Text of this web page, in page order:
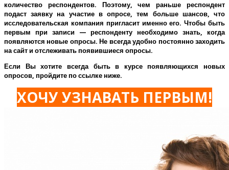
количество респондентов. Поэтому, чем раньше респондент
подаст заявку на участие в опросе, тем больше шансов, что
исследовательская компания пригласит именно его.Чтобы быть
первым при записи — респонденту необходимо знать, когда
появляются новые опросы. Не всегда удобно постоянно заходить
на сайт и отслеживать появившиеся опросы.
Если Вы хотите всегда быть в курсе появляющихся новых
опросов, пройдите по ссылке ниже.
ХОЧУ УЗНАВАТЬ ПЕРВЫМ!